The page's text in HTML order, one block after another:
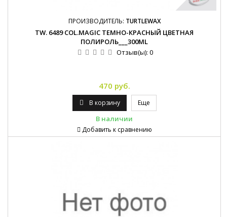
ПРОИЗВОДИТЕЛЬ: TURTLEWAX
TW. 6489 COL.MAGIC ТЕМНО-КРАСНЫЙ ЦВЕТНАЯ
ПОЛИРОЛЬ___300ML
Отзыв(ы): 0
470 руб.
В корзину Еще
В наличии
Добавить к сравнению